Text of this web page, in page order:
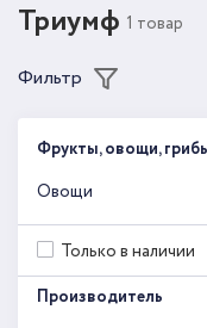
Триумф 1 товар
Фильтр
Фрукты, овощи,
Овощи
Только в наличии
Производитель